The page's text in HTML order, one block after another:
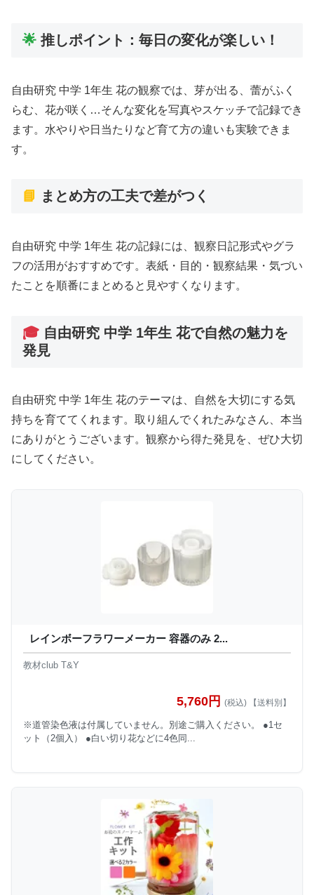
🌟 推しポイント：毎日の変化が楽しい！
自由研究 中学 1年生 花の観察では、芽が出る、蕾がふく
らむ、花が咲く…そんな変化を写真やスケッチで記録でき
ます。水やりや日当たりなど育て方の違いも実験できま
す。
📘 まとめ方の工夫で差がつく
自由研究 中学 1年生 花の記録には、観察日記形式やグラ
フの活用がおすすめです。表紙・目的・観察結果・気づい
たことを順番にまとめると見やすくなります。
🎓 自由研究 中学 1年生 花で自然の魅力を
発見
自由研究 中学 1年生 花のテーマは、自然を大切にする気
持ちを育ててくれます。取り組んでくれたみなさん、本当
にありがとうございます。観察から得た発見を、ぜひ大切
にしてください。
レインボーフラワーメーカー 容器のみ 2...
教材club T&Y
5,760円 (税込) 【送料別】
※道管染色液は付属していません。別途ご購入ください。 ●1セ
ット（2個入） ●白い切り花などに4色同...